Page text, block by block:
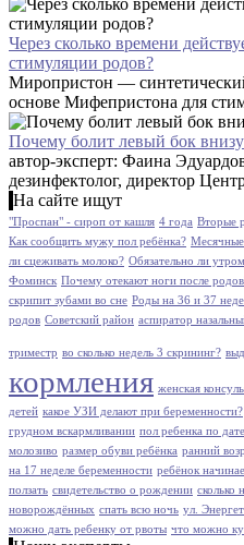
Через сколько времени
стимуляции родов?
Миропристон —
основе Мифепристона для
Почему болит левый бок
автор-эксперт: Фаина
дезинфектолог, директор
На сайте ищут
"Проспан" - сироп от кашля 4 года Вторые
Как сообщить мужу пол ребёнка? Месячные
ли сцеживать молоко? Обязательно ли
Фоминск Почему отекают ноги после
скрипит зубами во сне Роды на 36 и 37
родов Советский район аспиратор
триместр во сколько недель 3 скрининг?
кормления женская
детей какое УЗИ делают при беременности?
грудном вскармливании пол ребенка по
молозиво размер обуви ребёнка ранний
на 17 неделе беременности ребёнок
ползать свидетельство о рождении сколько
новорождённых спать всю ночь ул.
можно дать ребенку от рвоты что можно